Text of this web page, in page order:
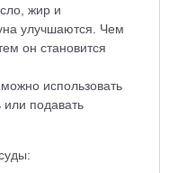
жир и
улучшаются. Чем
он становится
использовать
или подавать